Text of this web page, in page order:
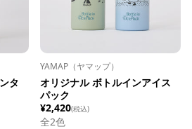
タ
YAMAP（ヤマップ）
オリジナル ボトルインアイス
パック
¥2,420(税込)
全2色